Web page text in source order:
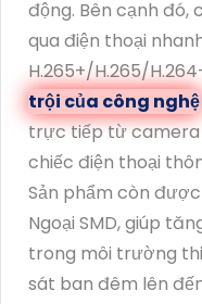
động. Bên cạnh
qua điện thoại
H.265+/H.265/
trội của công nghệ
trực tiếp từ
chiếc điện thoại
Sản phẩm còn
Ngoại SMD, giúp
trong môi trường
sát ban đêm lên